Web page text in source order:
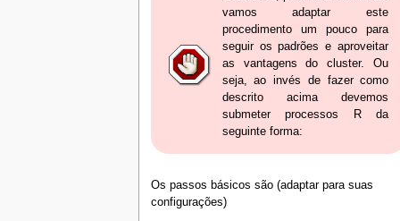
vamos adaptar este
procedimento um pouco para
seguir os padrões e aproveitar
as vantagens do cluster. Ou
seja, ao invés de fazer como
descrito acima devemos
submeter processos R da
seguinte forma:
Os passos básicos são (adaptar para suas
configurações)